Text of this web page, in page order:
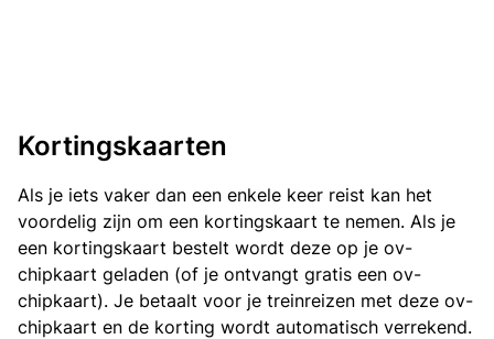
Kortingskaarten
Als je iets vaker dan een enkele keer reist kan het
voordelig zijn om een kortingskaart te nemen. Als je
een kortingskaart bestelt wordt deze op je ov-
chipkaart geladen (of je ontvangt gratis een ov-
chipkaart). Je betaalt voor je treinreizen met deze ov-
chipkaart en de korting wordt automatisch verrekend.